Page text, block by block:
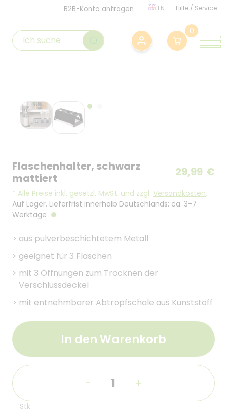
B2B-Konto anfragen EN Hilfe / Service
0
Flaschenhalter, schwarz
mattiert
29,99 €
* Alle Preise inkl. gesetzl. MwSt. und zzgl. Versandkosten.
Auf Lager. Lieferfrist innerhalb Deutschlands: ca. 3-7
Werktage
> aus pulverbeschichtetem Metall
> geeignet für 3 Flaschen
> mit 3 Öffnungen zum Trocknen der
Verschlussdeckel
> mit entnehmbarer Abtropfschale aus Kunststoff
In den Warenkorb
- +
Stk